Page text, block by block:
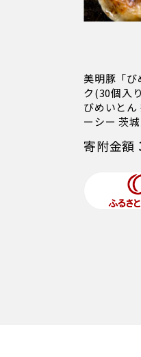
美明豚「び
ク(30個入
びめいとん
ーシー 茨
寄附金額